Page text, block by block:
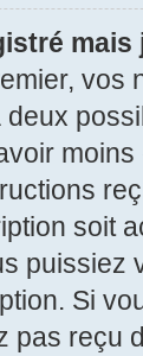
mais
vos
soit
puissiez
Si
pas reçu